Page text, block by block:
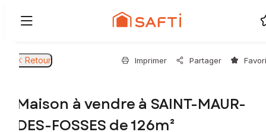
Retour Imprimer Partager
Maison à vendre à SAINT-MAUR-
DES-FOSSES de 126m²